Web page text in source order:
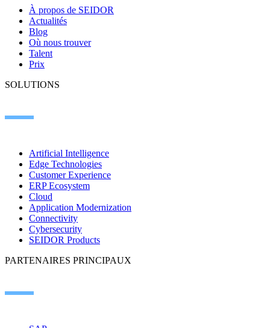
À propos de SEIDOR
Actualités
Blog
Où nous trouver
Talent
Prix
SOLUTIONS
Artificial Intelligence
Edge Technologies
Customer Experience
ERP Ecosystem
Cloud
Application Modernization
Connectivity
Cybersecurity
SEIDOR Products
PARTENAIRES PRINCIPAUX